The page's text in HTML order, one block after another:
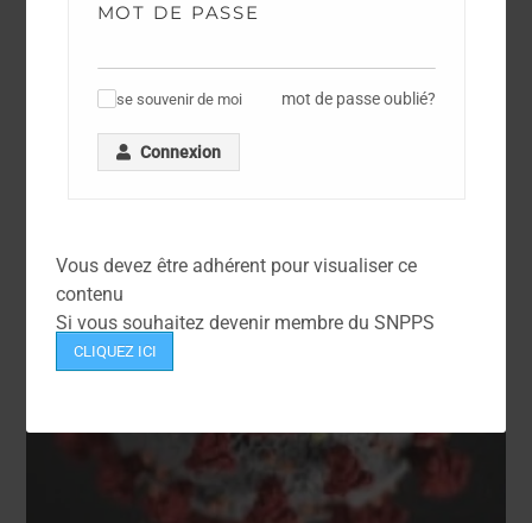
MOT DE PASSE
se souvenir de moi mot de passe oublié?
Connexion
Vous devez être adhérent pour visualiser ce
contenu
Si vous souhaitez devenir membre du SNPPS
CLIQUEZ ICI
DOCUMENTATION